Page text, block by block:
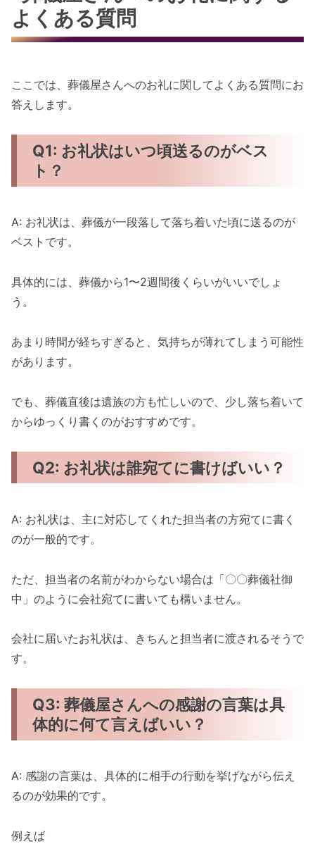
よくある質問
ここでは、葬儀屋さんへのお礼に関してよくある質問にお
答えします。
Q1: お礼状はいつ頃送るのがベス
ト？
A: お礼状は、葬儀が一段落して落ち着いた頃に送るのが
ベストです。
具体的には、葬儀から1〜2週間後くらいがいいでしょ
う。
あまり時間が経ちすぎると、気持ちが薄れてしまう可能性
があります。
でも、葬儀直後は遺族の方も忙しいので、少し落ち着いて
からゆっくり書くのがおすすめです。
Q2: お礼状は誰宛てに書けばいい？
A: お礼状は、主に対応してくれた担当者の方宛てに書く
のが一般的です。
ただ、担当者の名前がわからない場合は「〇〇葬儀社御
中」のように会社宛てに書いても構いません。
会社に届いたお礼状は、きちんと担当者に渡されるそうで
す。
Q3: 葬儀屋さんへの感謝の言葉は具
体的に何て言えばいい？
A: 感謝の言葉は、具体的に相手の行動を挙げながら伝え
るのが効果的です。
例えば